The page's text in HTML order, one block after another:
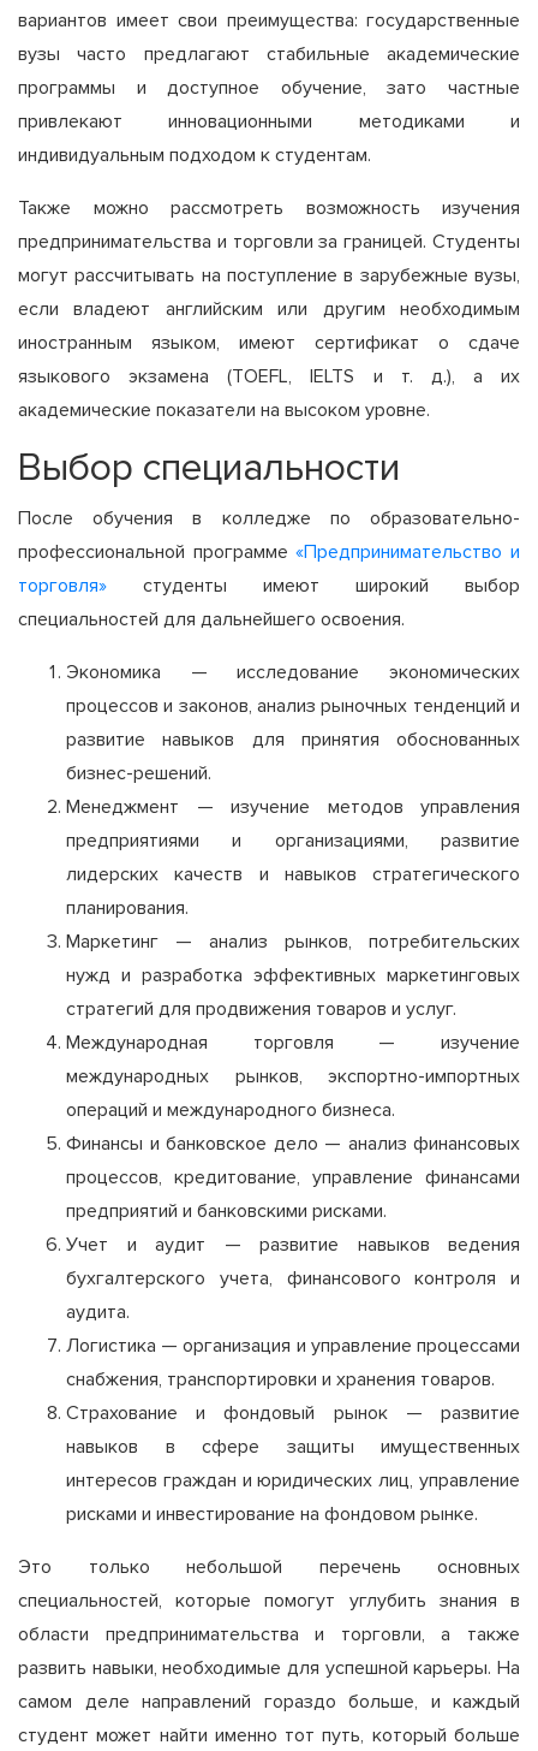
вариантов имеет свои преимущества: государственные
вузы часто предлагают стабильные академические
программы и доступное обучение, зато частные
привлекают инновационными методиками и
индивидуальным подходом к студентам.
Также можно рассмотреть возможность изучения
предпринимательства и торговли за границей. Студенты
могут рассчитывать на поступление в зарубежные вузы,
если владеют английским или другим необходимым
иностранным языком, имеют сертификат о сдаче
языкового экзамена (TOEFL, IELTS и т. д.), а их
академические показатели на высоком уровне.
Выбор специальности
После обучения в колледже по образовательно-
профессиональной программе«Предпринимательство и
торговля» студенты имеют широкий выбор
специальностей для дальнейшего освоения.
Экономика — исследование экономических
процессов и законов, анализ рыночных тенденций и
развитие навыков для принятия обоснованных
бизнес-решений.
Менеджмент — изучение методов управления
предприятиями и организациями, развитие
лидерских качеств и навыков стратегического
планирования.
Маркетинг — анализ рынков, потребительских
нужд и разработка эффективных маркетинговых
стратегий для продвижения товаров и услуг.
Международная торговля — изучение
международных рынков, экспортно-импортных
операций и международного бизнеса.
Финансы и банковское дело — анализ финансовых
процессов, кредитование, управление финансами
предприятий и банковскими рисками.
Учет и аудит — развитие навыков ведения
бухгалтерского учета, финансового контроля и
аудита.
Логистика — организация и управление процессами
снабжения, транспортировки и хранения товаров.
Страхование и фондовый рынок — развитие
навыков в сфере защиты имущественных
интересов граждан и юридических лиц, управление
рисками и инвестирование на фондовом рынке.
Это только небольшой перечень основных
специальностей, которые помогут углубить знания в
области предпринимательства и торговли, а также
развить навыки, необходимые для успешной карьеры. На
самом деле направлений гораздо больше, и каждый
студент может найти именно тот путь, который больше